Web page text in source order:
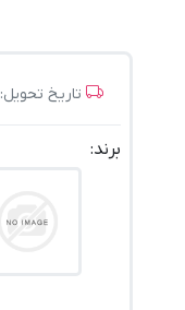
تاریخ تحویل:
برند: